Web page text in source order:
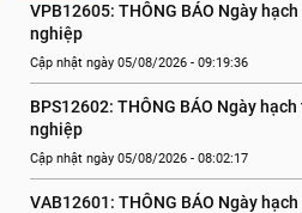
VPB12605: THÔNG BÁO Ngày
nghiệp
Cập nhật ngày 05/08/2026 - 09:19:36
BPS12602: THÔNG BÁO Ngày
nghiệp
Cập nhật ngày 05/08/2026 - 08:02:17
VAB12601: THÔNG BÁO Ngày